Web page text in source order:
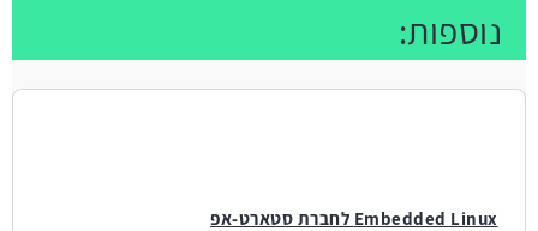
נוספות:
Embedded Linux לחברת סטארט-אפ